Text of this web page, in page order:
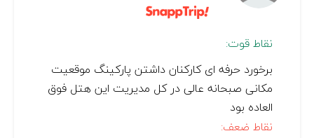
نقاط قوت:
برخورد حرفه ای کارکنان داشتن پارکینگ موقعیت
مکانی صبحانه عالی در کل مدیریت این هتل فوق
العاده بود
نقاط ضعف: